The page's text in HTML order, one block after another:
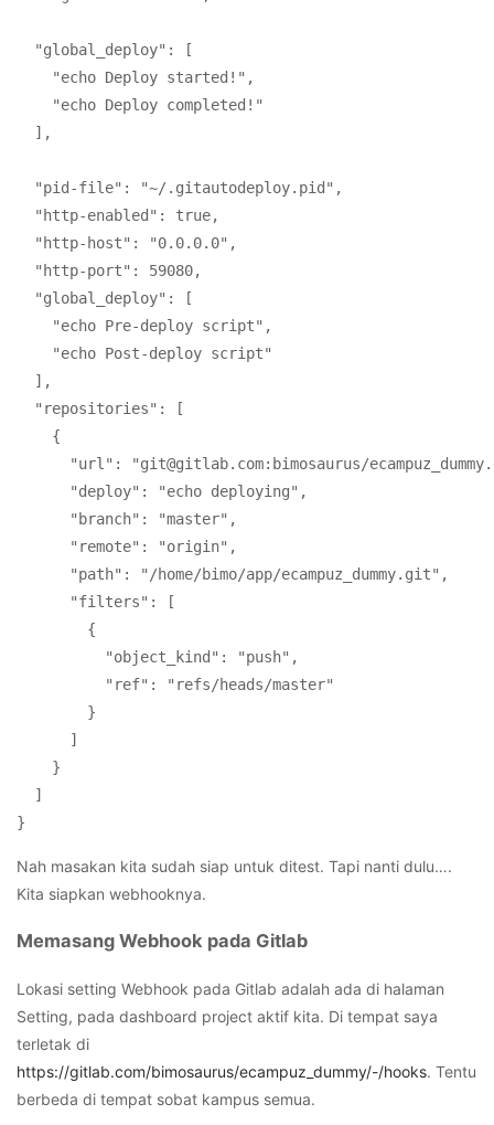
  "global_deploy": [
    "echo Deploy started!",
    "echo Deploy completed!"
  ],
  "pid-file": "~/.gitautodeploy.pid",
  "http-enabled": true,
  "http-host": "0.0.0.0",
  "http-port": 59080,
  "global_deploy": [
    "echo Pre-deploy script",
    "echo Post-deploy script"
  ],
  "repositories": [
    {
"url": "git@gitlab.com:bimosaurus/
      "deploy": "echo deploying",
      "branch": "master",
      "remote": "origin",
      "path": "/home/bimo/app/ecampuz_dummy.git",
      "filters": [
        {
          "object_kind": "push",
          "ref": "refs/heads/master"
        }
      ]
    }
  ]
Nah masakan kita sudah siap untuk ditest. Tapi nanti dulu….
Kita siapkan webhooknya.
Memasang Webhook pada Gitlab
Lokasi setting Webhook pada Gitlab adalah ada di halaman
Setting, pada dashboard project aktif kita. Di tempat saya
terletak di
https://gitlab.com/bimosaurus/ecampuz_dummy/-/hooks. Tentu
berbeda di tempat sobat kampus semua.